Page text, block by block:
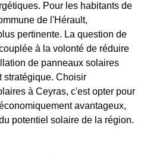
Pour les habitants de
de l'Hérault,
pertinente. La question de
à la volonté de réduire
de panneaux solaires
stratégique. Choisir
à Ceyras, c'est opter pour
avantageux,
potentiel solaire de la région.